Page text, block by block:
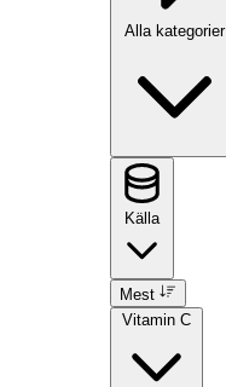
Alla kategorier
Källa
Mest
Vitamin C